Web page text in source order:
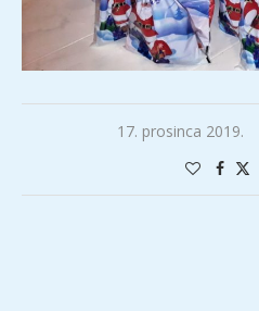
17. prosinca 2019.